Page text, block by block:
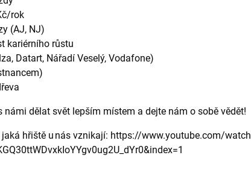
rok
(AJ, NJ)
kariérního růstu
Datart, Nářadí Veselý, Vodafone)
dělat svět lepším místem a dejte nám o sobě vědět!
jaká hřiště u nás vznikají: https://www.youtube.com/